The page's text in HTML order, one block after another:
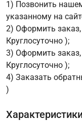
1) Позвонить
указанному на
2) Оформить
Круглосуточно );
3) Оформить
Круглосуточно );
4) Заказать
)